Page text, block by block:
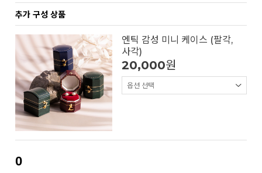
추가 구성 상품
엔틱 감성 미니 케이스 (팔각,
사각)
20,000원
0